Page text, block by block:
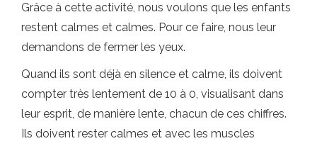
Grâce à cette activité, nous voulons que les enfants
restent calmes et calmes. Pour ce faire, nous leur
demandons de fermer les yeux.
Quand ils sont déjà en silence et calme, ils doivent
compter très lentement de 10 à 0, visualisant dans
leur esprit, de manière lente, chacun de ces chiffres.
Ils doivent rester calmes et avec les muscles